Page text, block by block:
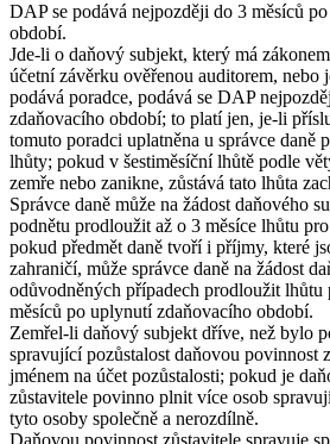
DAP se podává nejpozději do 3 měsíců
období.
Jde-li o daňový subjekt, který má
účetní závěrku ověřenou auditorem, nebo
podává poradce, podává se DAP
zdaňovacího období; to platí jen, je-li
tomuto poradci uplatněna u správce daně
lhůty; pokud v šestiměsíční lhůtě podle
zemře nebo zanikne, zůstává tato lhůta
Správce daně může na žádost daňového
podnětu prodloužit až o 3 měsíce lhůtu
pokud předmět daně tvoří i příjmy, které
zahraničí, může správce daně na žádost
odůvodněných případech prodloužit
měsíců po uplynutí zdaňovacího období.
Zemřel-li daňový subjekt dříve, než bylo
spravující pozůstalost daňovou povinnost
jménem na účet pozůstalosti; pokud je
zůstavitele povinno plnit více osob
tyto osoby společně a nerozdílně.